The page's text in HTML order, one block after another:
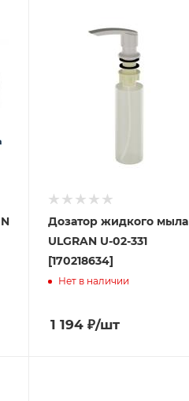
Дозатор жидкого мыла
ULGRAN U-02-331
[170218634]
Нет в наличии
1 194 ₽/шт